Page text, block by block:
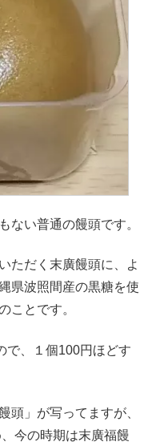
ない普通の饅頭です。
ただく末廣饅頭に、よ
県波照間産の黒糖を使
ことです。
で、１個100円ほどす
頭」が写ってますが、
今の時期は末廣福饅